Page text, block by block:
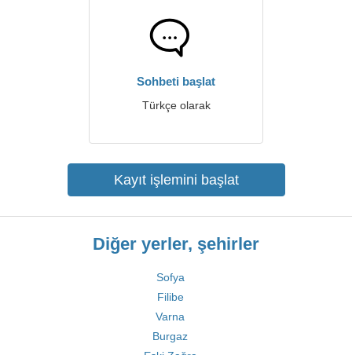
Sohbeti başlat
Türkçe olarak
Kayıt işlemini başlat
Diğer yerler, şehirler
Sofya
Filibe
Varna
Burgaz